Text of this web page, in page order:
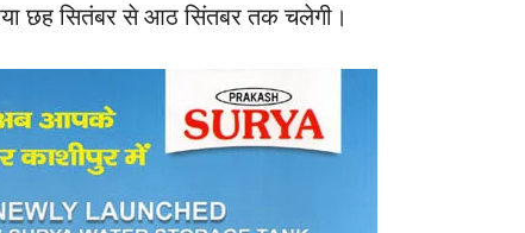
छह सितंबर से आठ सिंतबर तक चलेगी।